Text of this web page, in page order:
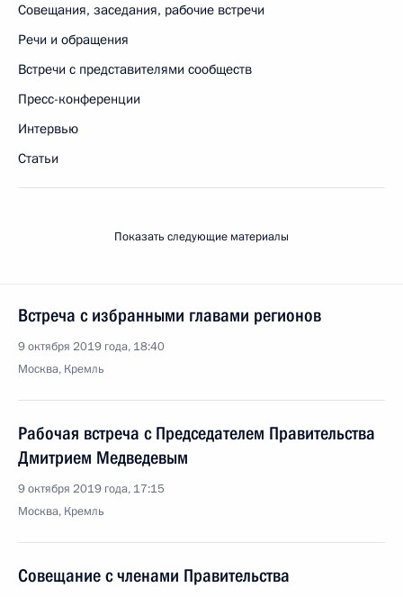
Совещания, заседания, рабочие встречи
Речи и обращения
Встречи с представителями сообществ
Пресс-конференции
Интервью
Статьи
Показать следующие материалы
Встреча с избранными главами регионов
9 октября 2019 года, 18:40
Москва, Кремль
Рабочая встреча с Председателем Правительства
Дмитрием Медведевым
9 октября 2019 года, 17:15
Москва, Кремль
Совещание с членами Правительства